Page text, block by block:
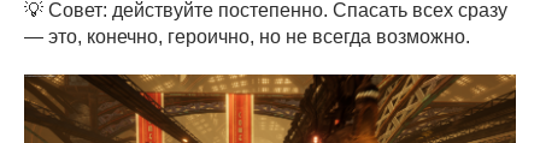
💡 Совет: действуйте постепенно. Спасать всех сразу
— это, конечно, героично, но не всегда возможно.